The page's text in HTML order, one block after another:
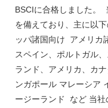
BSCIに合格しました。
を備えており、主に以
ッパ諸国向け アメリカ
スペイン、ポルトガル
ランド、アメリカ、カ
ンガポール マレーシア
ージーランド など 当社